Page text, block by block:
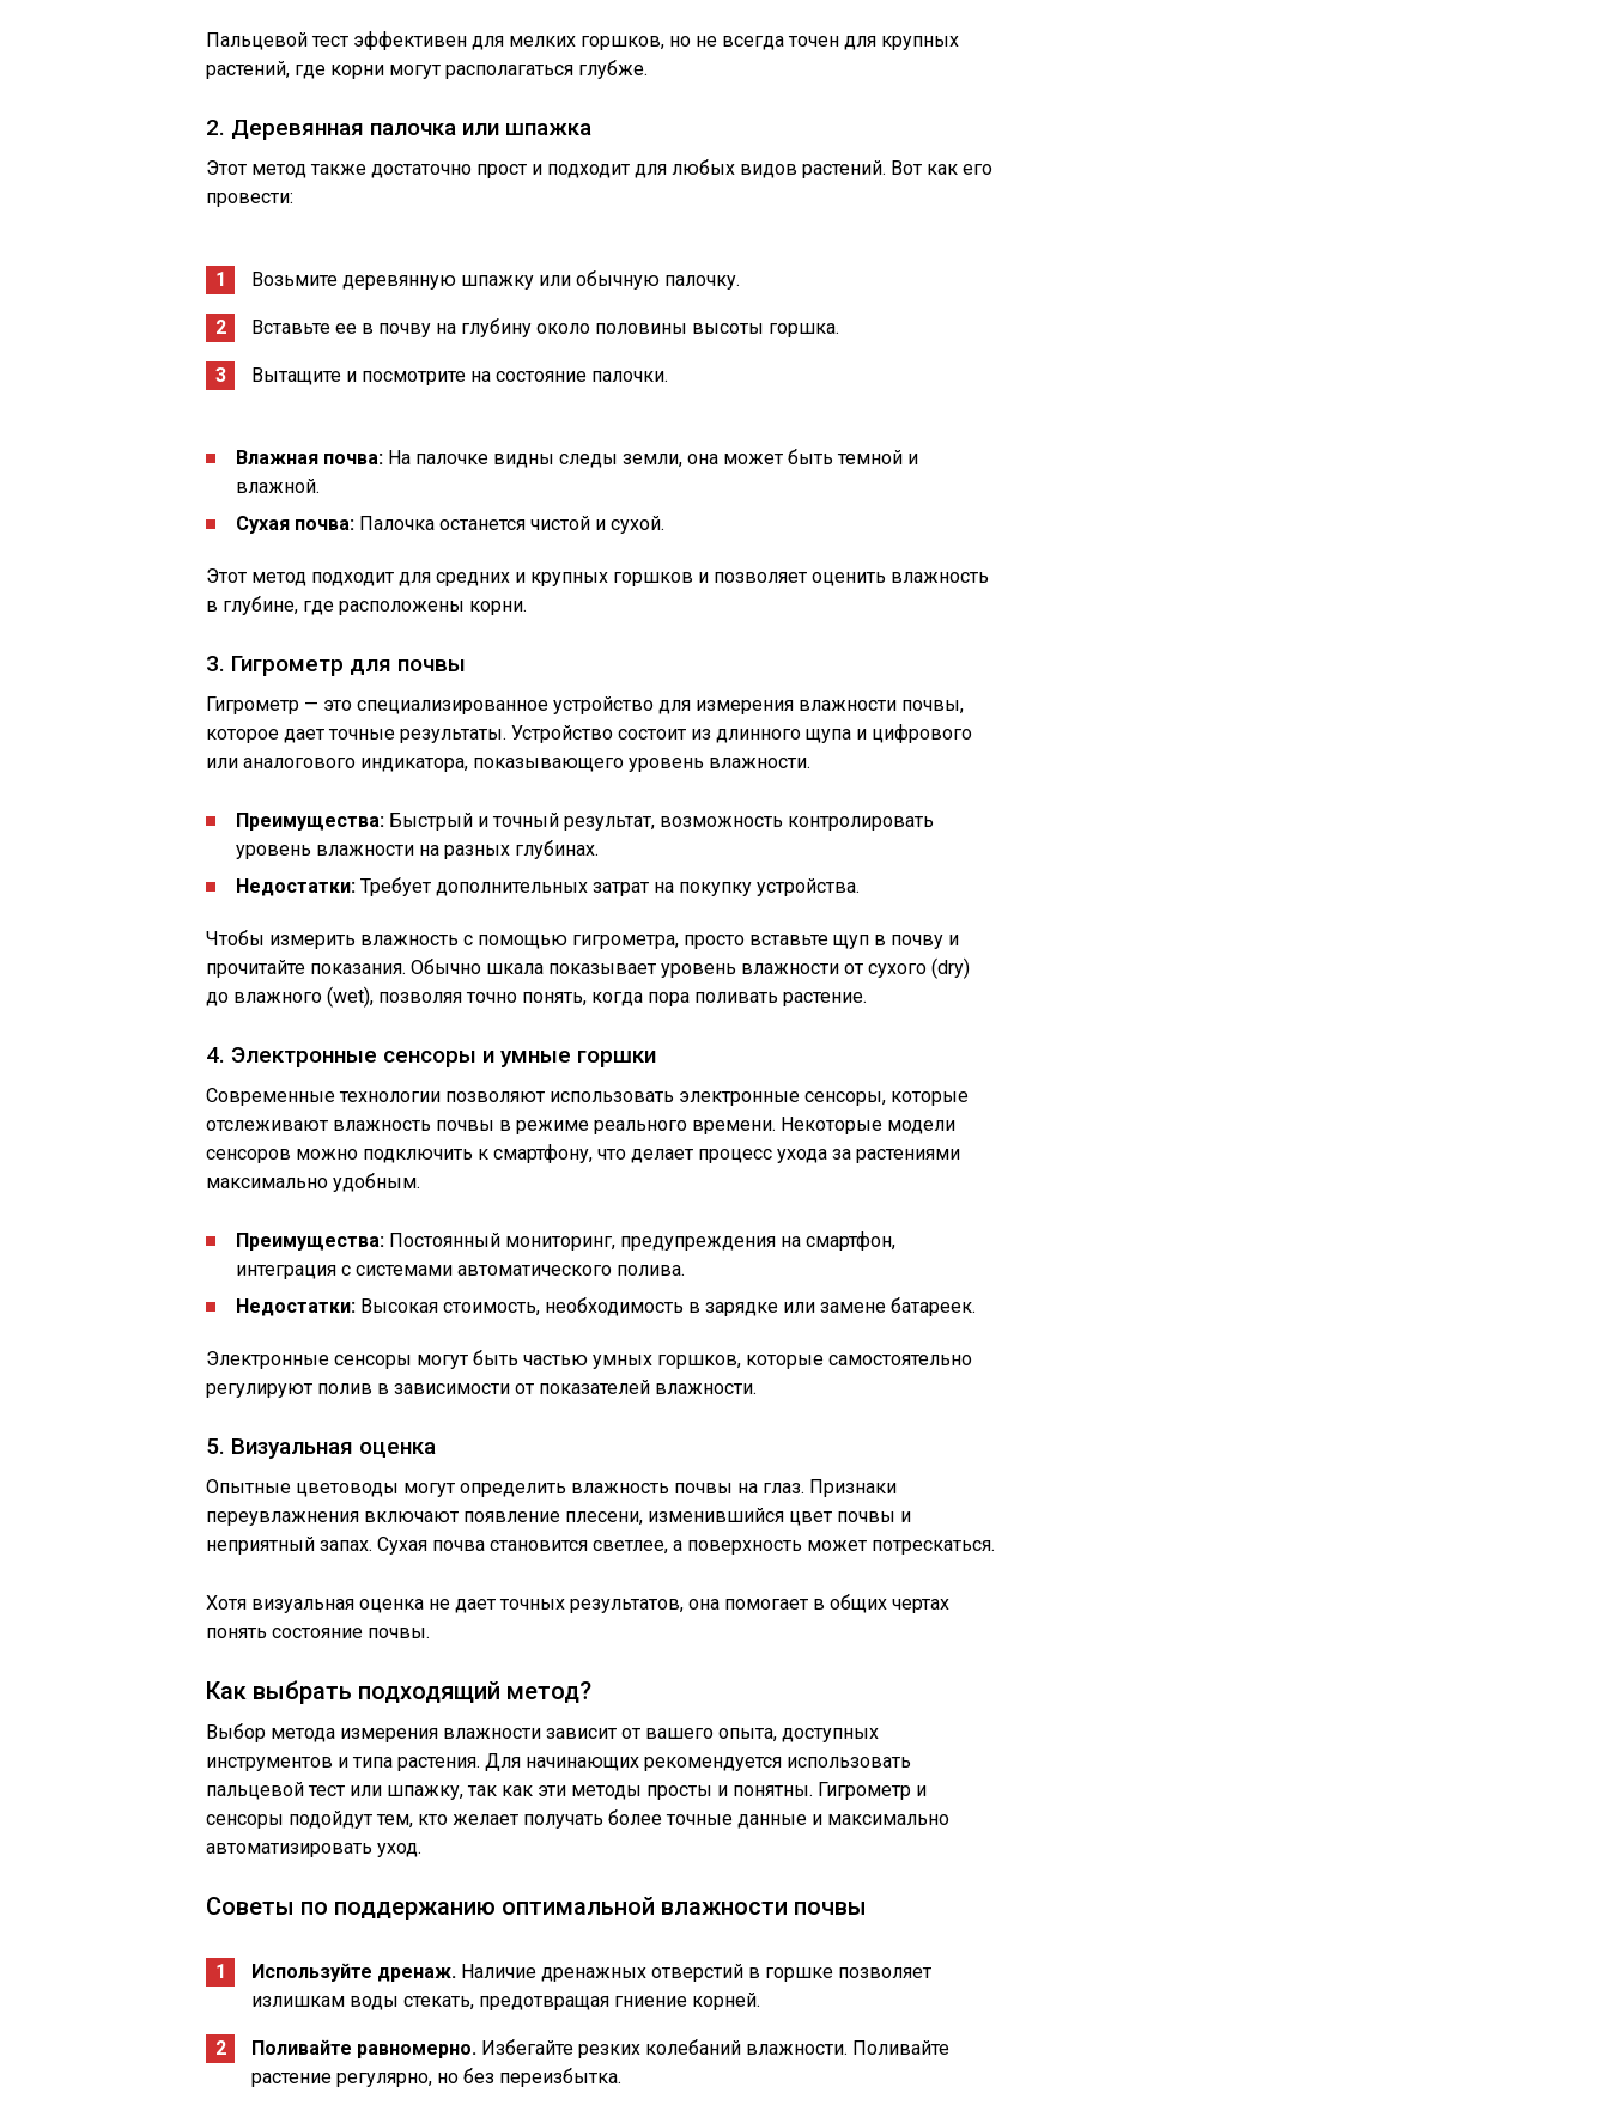
Пальцевой тест эффективен для мелких горшков, но не всегда точен для крупных
растений, где корни могут располагаться глубже.
2. Деревянная палочка или шпажка
Этот метод также достаточно прост и подходит для любых видов растений. Вот как его
провести:
Возьмите деревянную шпажку или обычную палочку.
Вставьте ее в почву на глубину около половины высоты горшка.
Вытащите и посмотрите на состояние палочки.
Влажная почва: На палочке видны следы земли, она может быть темной и
влажной.
Сухая почва: Палочка останется чистой и сухой.
Этот метод подходит для средних и крупных горшков и позволяет оценить влажность
в глубине, где расположены корни.
3. Гигрометр для почвы
Гигрометр — это специализированное устройство для измерения влажности почвы,
которое дает точные результаты. Устройство состоит из длинного щупа и цифрового
или аналогового индикатора, показывающего уровень влажности.
Преимущества: Быстрый и точный результат, возможность контролировать
уровень влажности на разных глубинах.
Недостатки: Требует дополнительных затрат на покупку устройства.
Чтобы измерить влажность с помощью гигрометра, просто вставьте щуп в почву и
прочитайте показания. Обычно шкала показывает уровень влажности от сухого (dry)
до влажного (wet), позволяя точно понять, когда пора поливать растение.
4. Электронные сенсоры и умные горшки
Современные технологии позволяют использовать электронные сенсоры, которые
отслеживают влажность почвы в режиме реального времени. Некоторые модели
сенсоров можно подключить к смартфону, что делает процесс ухода за растениями
максимально удобным.
Преимущества: Постоянный мониторинг, предупреждения на смартфон,
интеграция с системами автоматического полива.
Недостатки: Высокая стоимость, необходимость в зарядке или замене батареек.
Электронные сенсоры могут быть частью умных горшков, которые самостоятельно
регулируют полив в зависимости от показателей влажности.
5. Визуальная оценка
Опытные цветоводы могут определить влажность почвы на глаз. Признаки
переувлажнения включают появление плесени, изменившийся цвет почвы и
неприятный запах. Сухая почва становится светлее, а поверхность может потрескаться.
Хотя визуальная оценка не дает точных результатов, она помогает в общих чертах
понять состояние почвы.
Как выбрать подходящий метод?
Выбор метода измерения влажности зависит от вашего опыта, доступных
инструментов и типа растения. Для начинающих рекомендуется использовать
пальцевой тест или шпажку, так как эти методы просты и понятны. Гигрометр и
сенсоры подойдут тем, кто желает получать более точные данные и максимально
автоматизировать уход.
Советы по поддержанию оптимальной влажности почвы
Используйте дренаж. Наличие дренажных отверстий в горшке позволяет
излишкам воды стекать, предотвращая гниение корней.
Поливайте равномерно. Избегайте резких колебаний влажности. Поливайте
растение регулярно, но без переизбытка.